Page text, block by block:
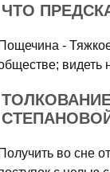
ЧТО
Пощечина -
видеть
Получить во сне